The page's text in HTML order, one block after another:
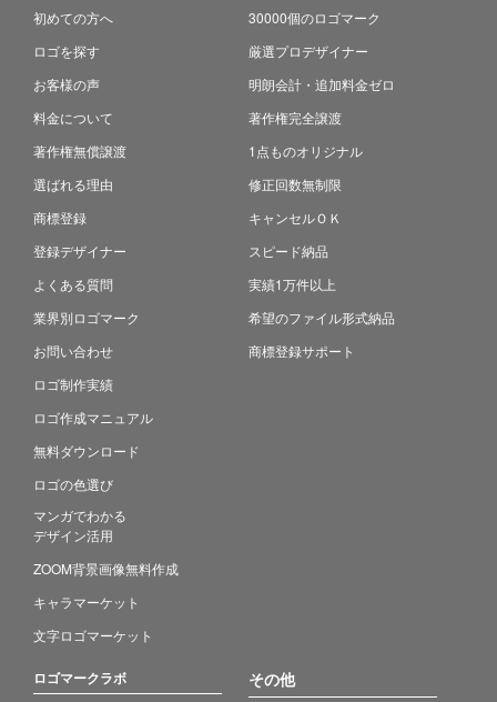
初めての方へ
ロゴを探す
お客様の声
料金について
著作権無償譲渡
選ばれる理由
商標登録
登録デザイナー
よくある質問
業界別ロゴマーク
お問い合わせ
ロゴ制作実績
ロゴ作成マニュアル
無料ダウンロード
ロゴの色選び
マンガでわかる
デザイン活用
ZOOM背景画像無料作成
キャラマーケット
文字ロゴマーケット
30000個のロゴマーク
厳選プロデザイナー
明朗会計・追加料金ゼロ
著作権完全譲渡
1点ものオリジナル
修正回数無制限
キャンセルＯＫ
スピード納品
実績1万件以上
希望のファイル形式納品
商標登録サポート
ロゴマークラボ その他